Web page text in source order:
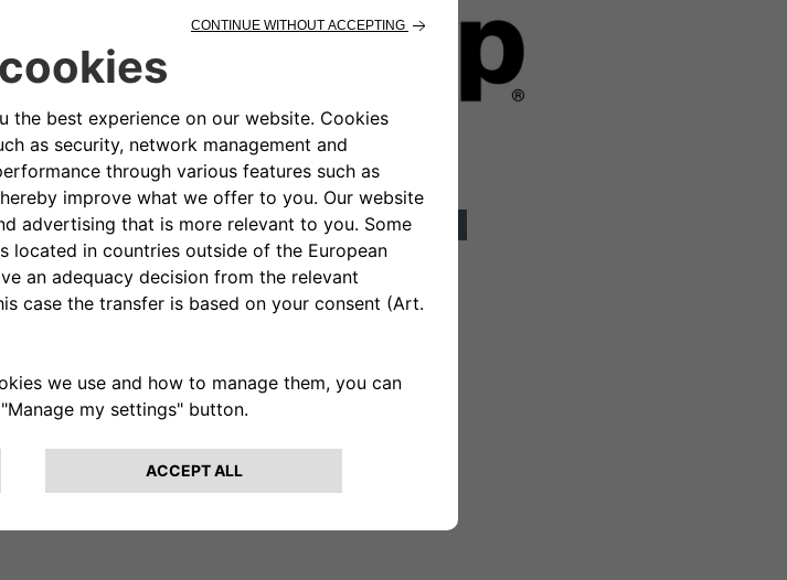
ACCESORIOS
FLEXCARE
ACCESORIOS
PLANES FLEXCARE